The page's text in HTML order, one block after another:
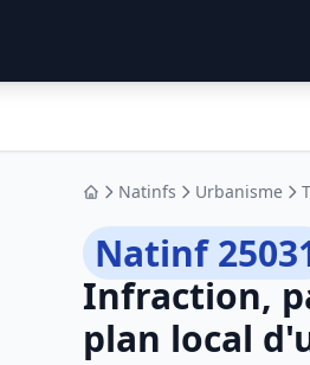
AccueilNatinfs Urbanisme
Natinf
Infraction,
plan local